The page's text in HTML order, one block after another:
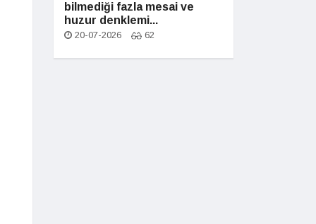
bilmediği fazla mesai ve
huzur denklemi...
20-07-2026 62